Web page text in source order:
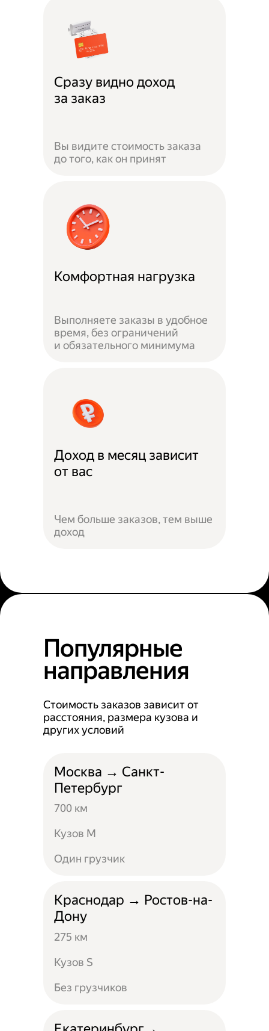
Сразу видно доход
за заказ
Вы видите стоимость заказа
до того, как он принят
Комфортная нагрузка
Выполняете заказы в удобное
время, без ограничений
и обязательного минимума
Доход в месяц зависит
от вас
Чем больше заказов, тем выше
доход
Популярные
направления
Стоимость заказов зависит от
расстояния, размера кузова и
других условий
Москва → Санкт-
Петербург
700 км
Кузов M
Один грузчик
Краснодар → Ростов-на-
Дону
275 км
Кузов S
Без грузчиков